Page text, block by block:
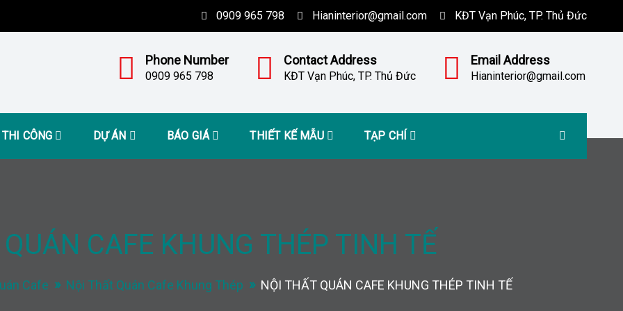
0909 965 798 Hianinterior@gmail.com KĐT Vạn Phúc, TP. Thủ Đức
Phone Number
0909 965 798
Contact Address
KĐT Vạn Phúc, TP. Thủ Đức
Email Address
Hianinterior@gmail.com
CÔNG DỰ ÁN BÁO GIÁ THIẾT KẾ MẪU TẠP CHÍ
CAFE KHUNG THÉP TINH TẾ
Cafe Nội Thất Quán Cafe Khung Thép NỘI THẤT QUÁN CAFE KHUNG THÉP TINH TẾ